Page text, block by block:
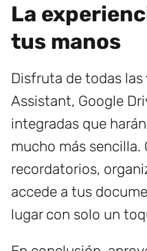
La
tus manos
Disfruta de todas
Assistant, Google
integradas que
mucho más sencilla.
recordatorios,
accede a tus
lugar con solo un